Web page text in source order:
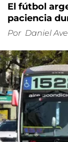
El fútbol
paciencia
Por Daniel